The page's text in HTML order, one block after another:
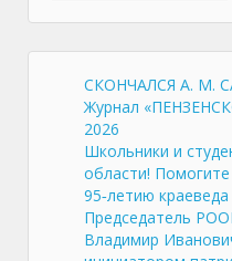
СКОНЧАЛСЯ А. М.
Журнал
2026
Школьники и
области!
95‑летию
Председатель
Владимир